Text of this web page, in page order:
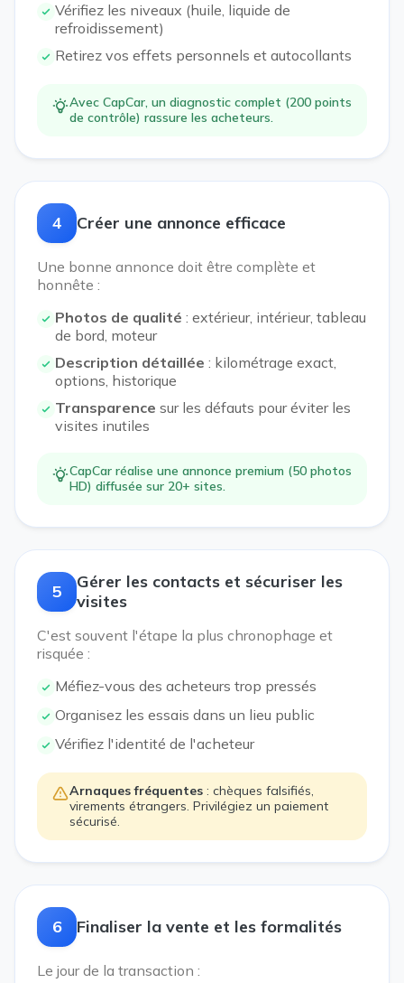
Vérifiez les niveaux (huile, liquide de
refroidissement)
Retirez vos effets personnels et autocollants
Avec CapCar, un diagnostic complet (200 points
de contrôle) rassure les acheteurs.
4 Créer une annonce efficace
Une bonne annonce doit être complète et
honnête :
Photos de qualité : extérieur, intérieur, tableau
de bord, moteur
Description détaillée : kilométrage exact,
options, historique
Transparence sur les défauts pour éviter les
visites inutiles
CapCar réalise une annonce premium (50 photos
HD) diffusée sur 20+ sites.
5
Gérer les contacts et sécuriser les
visites
C'est souvent l'étape la plus chronophage et
risquée :
Méfiez-vous des acheteurs trop pressés
Organisez les essais dans un lieu public
Vérifiez l'identité de l'acheteur
Arnaques fréquentes : chèques falsifiés,
virements étrangers. Privilégiez un paiement
sécurisé.
6 Finaliser la vente et les formalités
Le jour de la transaction :